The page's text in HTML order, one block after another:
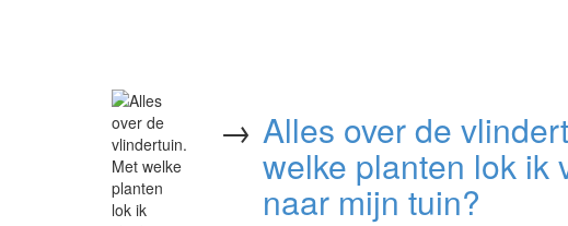
→ Alles over de
welke planten lok ik
naar mijn tuin?